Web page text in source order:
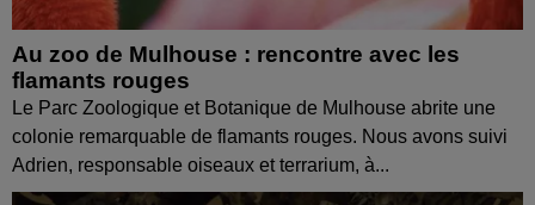
Au zoo de Mulhouse : rencontre avec les
flamants rouges
Le Parc Zoologique et Botanique de Mulhouse abrite une
colonie remarquable de flamants rouges. Nous avons suivi
Adrien, responsable oiseaux et terrarium, à...